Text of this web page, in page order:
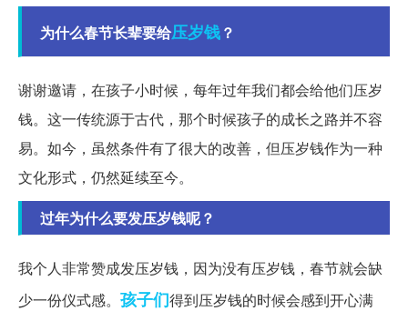
为什么春节长辈要给压岁钱？
谢谢邀请，在孩子小时候，每年过年我们都会给他们压岁
钱。这一传统源于古代，那个时候孩子的成长之路并不容
易。如今，虽然条件有了很大的改善，但压岁钱作为一种
文化形式，仍然延续至今。
过年为什么要发压岁钱呢？
我个人非常赞成发压岁钱，因为没有压岁钱，春节就会缺
少一份仪式感。 孩子们得到压岁钱的时候会感到开心满